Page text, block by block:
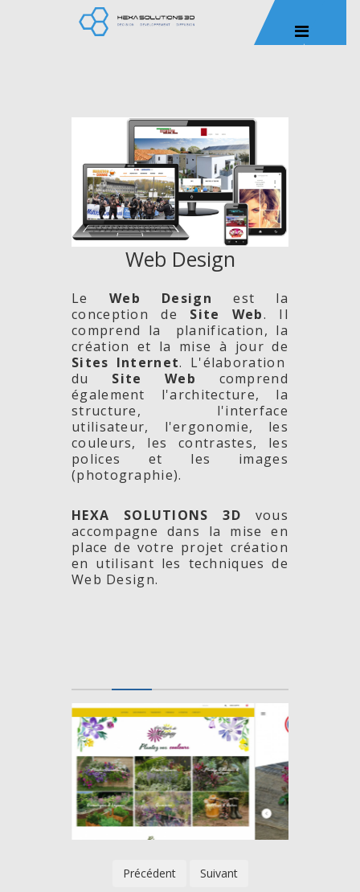
Web Design
Le Web Design est la
conception de Site Web. Il
comprend la planification, la
création et la mise à jour de
Sites Internet. L'élaboration
du Site Web comprend
également l'architecture, la
structure, l'interface
utilisateur, l'ergonomie, les
couleurs, les contrastes, les
polices et les images
(photographie).
HEXA SOLUTIONS 3D vous
accompagne dans la mise en
place de votre projet création
en utilisant les techniques de
Web Design.
Précédent Suivant